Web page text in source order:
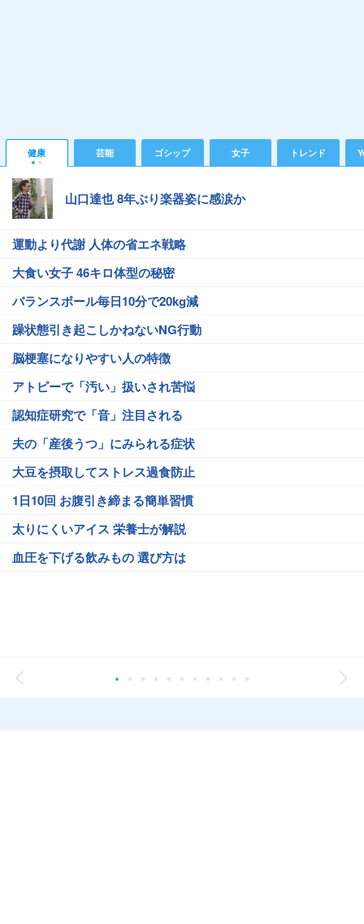
健康 芸能 ゴシップ 女子 トレンド
山口達也 8年ぶり楽器姿に感涙か
運動より代謝 人体の省エネ戦略
大食い女子 46キロ体型の秘密
バランスボール毎日10分で20kg減
躁状態引き起こしかねないNG行動
脳梗塞になりやすい人の特徴
アトピーで「汚い」扱いされ苦悩
認知症研究で「音」注目される
夫の「産後うつ」にみられる症状
大豆を摂取してストレス過食防止
1日10回 お腹引き締まる簡単習慣
太りにくいアイス 栄養士が解説
血圧を下げる飲みもの 選び方は